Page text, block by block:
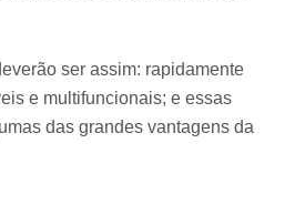
ser assim: rapidamente
e multifuncionais; e essas
das grandes vantagens da